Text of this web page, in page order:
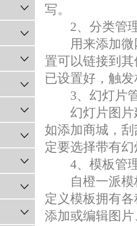
写。
2、分类管
用来添加微
置可以链接到
已设置好，触
3、幻灯片
幻灯片图片建
如添加商城，
定要选择带有
4、模板管
自橙一派模
定义模板拥有
添加或编辑图